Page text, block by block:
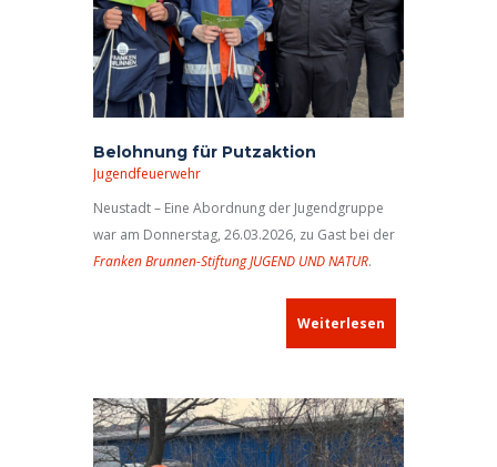
Belohnung für Putzaktion
Jugendfeuerwehr
Neustadt – Eine Abordnung der Jugendgruppe
war am Donnerstag, 26.03.2026, zu Gast bei der
Franken Brunnen-Stiftung JUGEND UND NATUR.
Weiterlesen